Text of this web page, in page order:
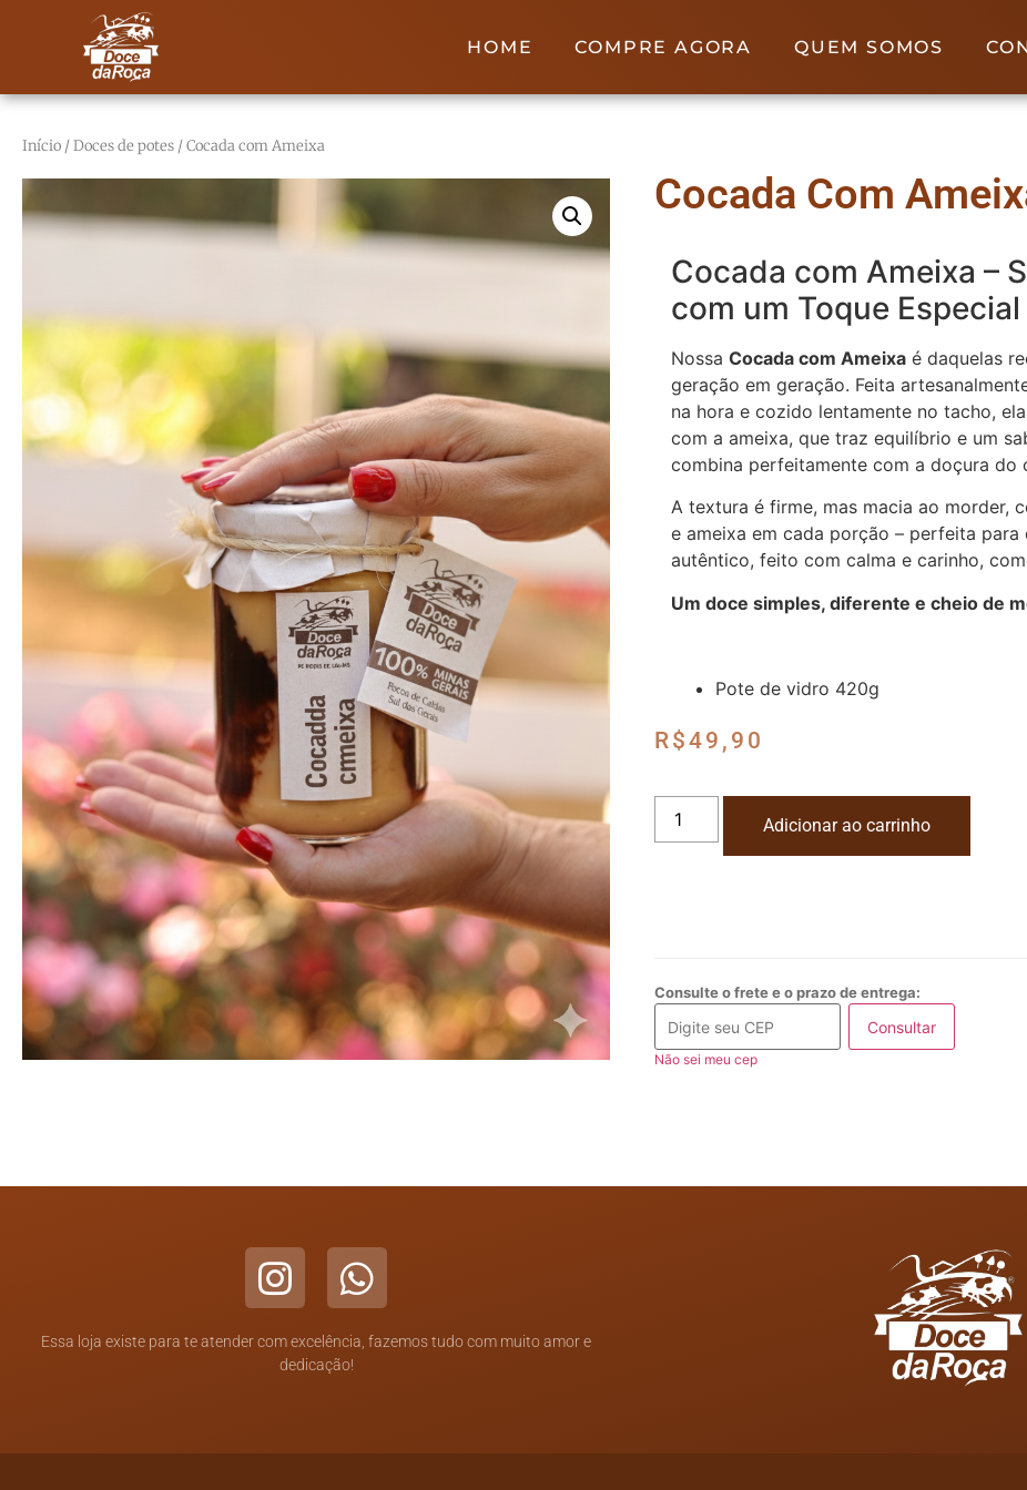
HOME COMPRE AGORA QUEM SOMOS
Início /Doces de potes / Cocada com Ameixa
Cocada Com
Cocada com Ameixa –
com um Toque Especial
Nossa Cocada com Ameixa é daquelas
geração em geração. Feita
na hora e cozido lentamente no tacho,
com a ameixa, que traz equilíbrio e um
combina perfeitamente com a doçura do
A textura é firme, mas macia ao morder,
e ameixa em cada porção – perfeita
autêntico, feito com calma e carinho,
Um doce simples, diferente e cheio de
Pote de vidro 420g
R$49,90
Adicionar ao carrinho
Consulte o frete e o prazo de entrega:
Consultar
Não sei meu cep
Essa loja existe para te atender com excelência, fazemos tudo com muito amor e
dedicação!